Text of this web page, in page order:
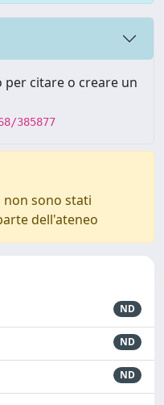
citare o creare un
385877
non sono stati
dell'ateneo
ND
ND
ND